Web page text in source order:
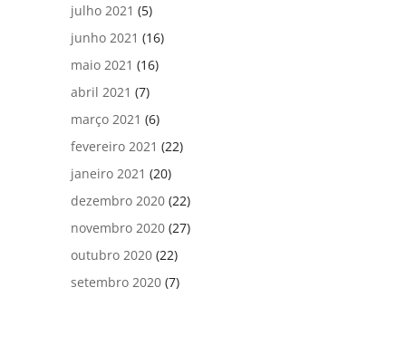
julho 2021 (5)
junho 2021 (16)
maio 2021 (16)
abril 2021 (7)
março 2021 (6)
fevereiro 2021 (22)
janeiro 2021 (20)
dezembro 2020 (22)
novembro 2020 (27)
outubro 2020 (22)
setembro 2020 (7)